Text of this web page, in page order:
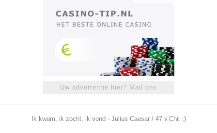
Uw advertentie hier? Mail ons
Ik kwam, ik zocht, ik vond - Julius Caesar / 47 v.Chr. ;)